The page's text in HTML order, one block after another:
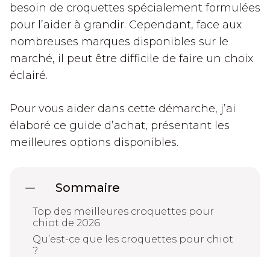
besoin de croquettes spécialement formulées
pour l’aider à grandir. Cependant, face aux
nombreuses marques disponibles sur le
marché, il peut être difficile de faire un choix
éclairé.
Pour vous aider dans cette démarche, j’ai
élaboré ce guide d’achat, présentant les
meilleures options disponibles.
Sommaire
Top des meilleures croquettes pour
chiot de 2026
Qu’est-ce que les croquettes pour chiot
?